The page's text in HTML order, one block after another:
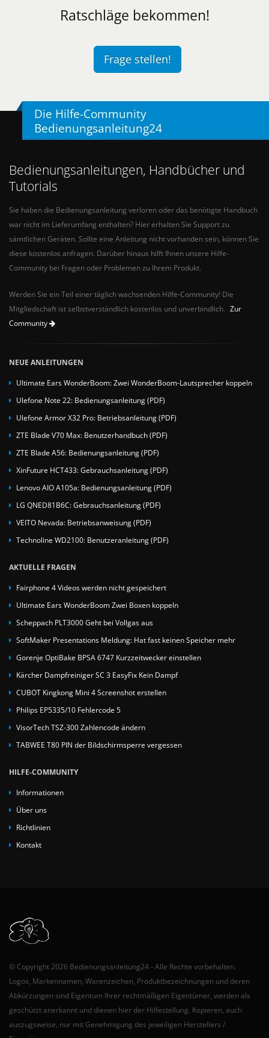
Ratschläge bekommen!
Frage stellen!
Die Hilfe-Community
Bedienungsanleitung24
Bedienungsanleitungen, Handbücher und
Tutorials
Sie haben die Bedienungsanleitung verloren oder das benötigte Handbuch
war nicht im Lieferumfang enthalten? Hier erhalten Sie Support zu
sämtlichen Geräten. Sollte eine Anleitung nicht vorhanden sein, können Sie
diese kostenlos anfragen. Darüber hinaus hilft Ihnen unsere Hilfe-
Community bei Fragen oder Problemen zu Ihrem Produkt.
Werden Sie ein Teil einer täglich wachsenden Hilfe-Community! Die
Mitgliedschaft ist selbstverständlich kostenlos und unverbindlich. Zur
Community
NEUE ANLEITUNGEN
Ultimate Ears WonderBoom: Zwei WonderBoom-Lautsprecher koppeln
Ulefone Note 22: Bedienungsanleitung (PDF)
Ulefone Armor X32 Pro: Betriebsanleitung (PDF)
ZTE Blade V70 Max: Benutzerhandbuch (PDF)
ZTE Blade A56: Bedienungsanleitung (PDF)
XinFuture HCT433: Gebrauchsanleitung (PDF)
Lenovo AIO A105a: Bedienungsanleitung (PDF)
LG QNED81B6C: Gebrauchsanleitung (PDF)
VEITO Nevada: Betriebsanweisung (PDF)
Technoline WD2100: Benutzeranleitung (PDF)
AKTUELLE FRAGEN
Fairphone 4 Videos werden nicht gespeichert
Ultimate Ears WonderBoom Zwei Boxen koppeln
Scheppach PLT3000 Geht bei Vollgas aus
SoftMaker Presentations Meldung: Hat fast keinen Speicher mehr
Gorenje OptiBake BPSA 6747 Kurzzeitwecker einstellen
Kärcher Dampfreiniger SC 3 EasyFix Kein Dampf
CUBOT Kingkong Mini 4 Screenshot erstellen
Philips EP5335/10 Fehlercode 5
VisorTech TSZ-300 Zahlencode ändern
TABWEE T80 PIN der Bildschirmsperre vergessen
HILFE-COMMUNITY
Informationen
Über uns
Richtlinien
Kontakt
© Copyright 2026 Bedienungsanleitung24 - Alle Rechte vorbehalten.
Logos, Markennamen, Warenzeichen, Produktbezeichnungen und deren
Abkürzungen sind Eigentum Ihrer rechtmäßigen Eigentümer, werden als
geschützt anerkannt und dienen hier der Hilfestellung. Kopieren, auch
auszugsweise, nur mit Genehmigung des jeweiligen Herstellers /